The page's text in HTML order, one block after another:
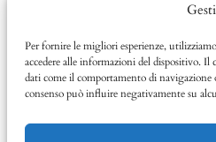
Per fornire le migliori esperienze,
accedere alle informazioni del dispositivo. Il
dati come il comportamento di
consenso può influire negativamente su